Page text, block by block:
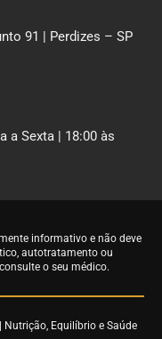
91 | Perdizes – SP
a Sexta | 18:00 às
informativo e não deve
autotratamento ou
consulte o seu médico.
Nutrição, Equilíbrio e Saúde